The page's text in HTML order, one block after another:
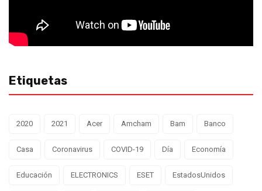
Etiquetas
2020 2021 Acer Amcham Bam Banco
Casa Coronavirus COVID-19 Día Economía
Educación ELECTRONICS ESET EstadosUnidos